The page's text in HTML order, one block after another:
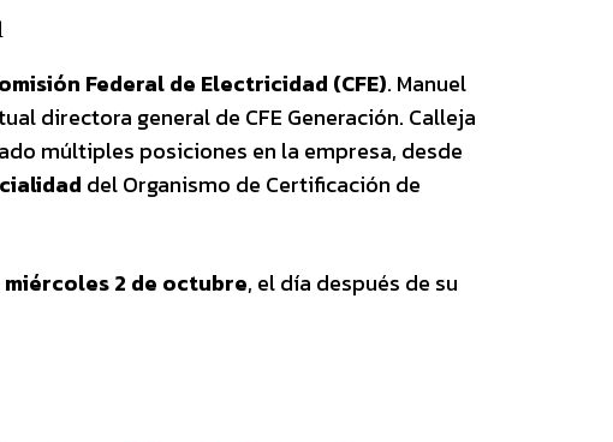
Federal de Electricidad (CFE). Manuel
directora general de CFE Generación. Calleja
múltiples posiciones en la empresa, desde
del Organismo de Certificación de
miércoles 2 de octubre, el día después de su